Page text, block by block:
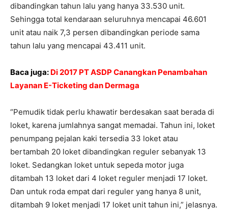
dibandingkan tahun lalu yang hanya 33.530 unit.
Sehingga total kendaraan seluruhnya mencapai 46.601
unit atau naik 7,3 persen dibandingkan periode sama
tahun lalu yang mencapai 43.411 unit.
Baca juga: Di 2017 PT ASDP Canangkan Penambahan
Layanan E-Ticketing dan Dermaga
“Pemudik tidak perlu khawatir berdesakan saat berada di
loket, karena jumlahnya sangat memadai. Tahun ini, loket
penumpang pejalan kaki tersedia 33 loket atau
bertambah 20 loket dibandingkan reguler sebanyak 13
loket. Sedangkan loket untuk sepeda motor juga
ditambah 13 loket dari 4 loket reguler menjadi 17 loket.
Dan untuk roda empat dari reguler yang hanya 8 unit,
ditambah 9 loket menjadi 17 loket unit tahun ini,” jelasnya.